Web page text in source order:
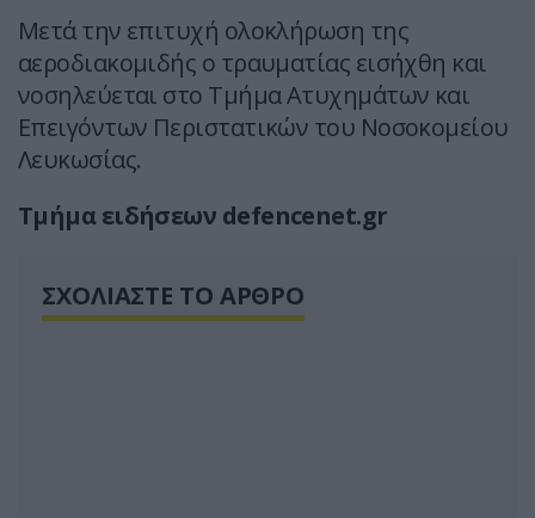
Μετά την επιτυχή ολοκλήρωση της
αεροδιακομιδής ο τραυματίας εισήχθη και
νοσηλεύεται στο Τμήμα Ατυχημάτων και
Επειγόντων Περιστατικών του Νοσοκομείου
Λευκωσίας.
Tμήμα ειδήσεων defencenet.gr
ΣΧΟΛΙΑΣΤΕ ΤΟ ΑΡΘΡΟ